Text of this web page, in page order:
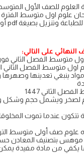
العلوم للصف الأول
علوم اول متوسط الفترة
النهائي على التالي:
أول متوسط الفصل الثاني
اول متوسط الفصل الثاني
مواد ينبغي تعدينها وصهرها
الثاني 1447
لصخر ويشمل حجم وشكل
تتكون عندما تموت
علوم صف أولى متوسط
موهس بتصنيف المعادن
يكفي من مادة مفيدة